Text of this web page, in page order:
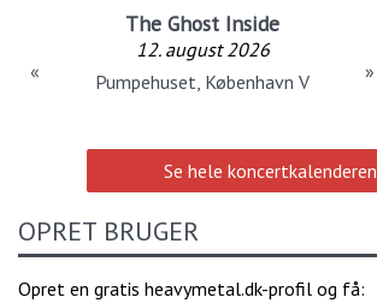
The Ghost Inside
12. august 2026
Pumpehuset, København V
« »
Se hele koncertkalenderen
OPRET BRUGER
Opret en gratis heavymetal.dk-profil og få: